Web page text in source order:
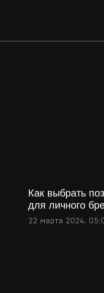
22 марта 2024,
Как выбрать
для личного